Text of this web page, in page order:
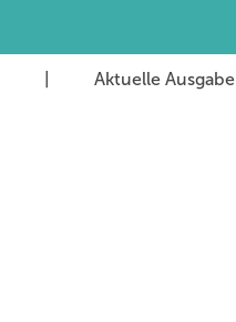
Aktuelle Ausgabe